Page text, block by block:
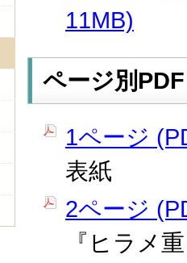
11MB)
ページ別PDF
1ページ
表紙
2ページ
『ヒラメ